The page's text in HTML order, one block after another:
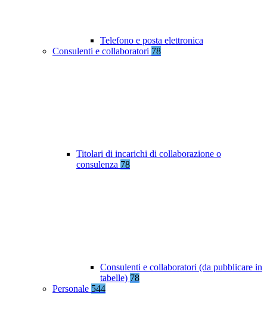
Telefono e posta elettronica
Consulenti e collaboratori 78
Titolari di incarichi di collaborazione o
consulenza 78
Consulenti e collaboratori (da pubblicare in
tabelle) 78
Personale 544